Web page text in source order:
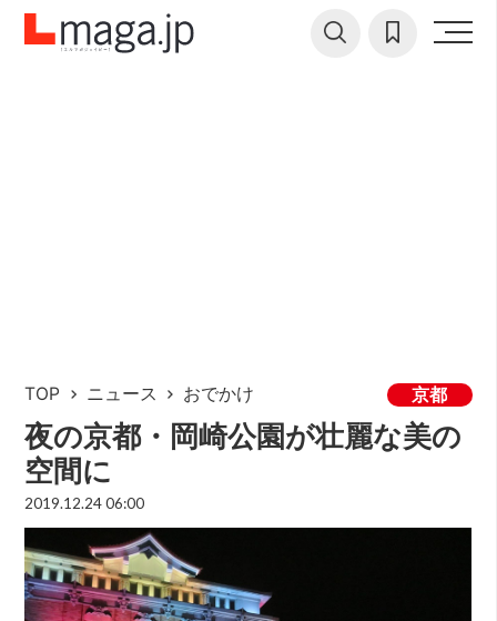
TOP ニュース おでかけ 京都
夜の京都・岡崎公園が壮麗な美の
空間に
2019.12.24 06:00